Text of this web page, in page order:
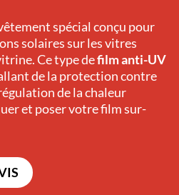
spécial conçu pour
solaires sur les vitres
Ce type defilm anti-UV
de la protection contre
de la chaleur
et poser votre film sur-